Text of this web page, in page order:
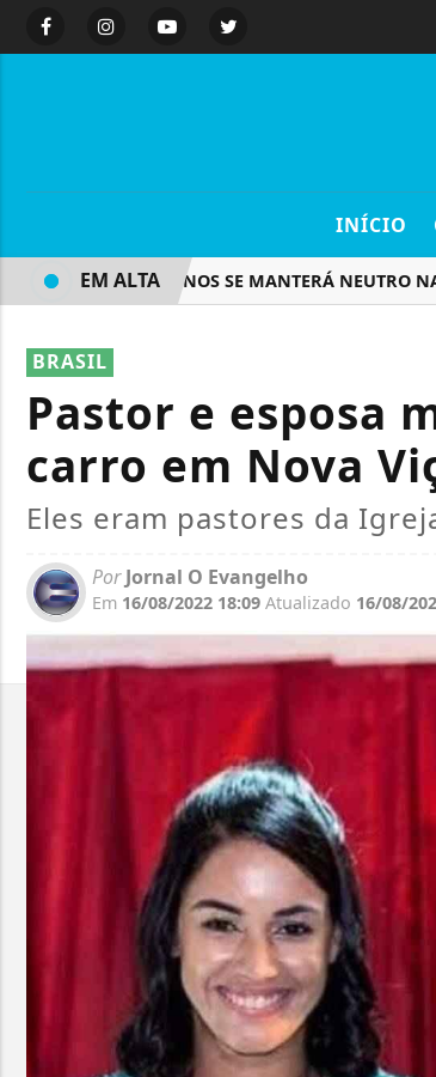
INÍCIO
REPUBLICANOS SE MANTERÁ NEUTRO NA
EM ALTA
BRASIL
Pastor e esposa
carro em Nova
Eles eram pastores da
PorJornal O Evangelho
Em 16/08/2022 18:09 Atualizado 16/08/